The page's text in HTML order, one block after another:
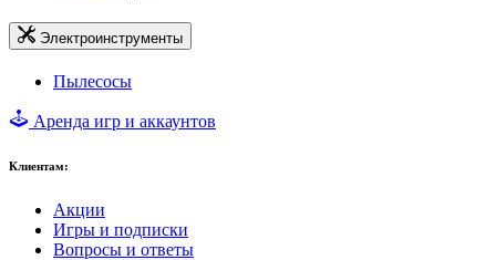
Электроинструменты
Пылесосы
Аренда игр и аккаунтов
Клиентам:
Акции
Игры и подписки
Вопросы и ответы